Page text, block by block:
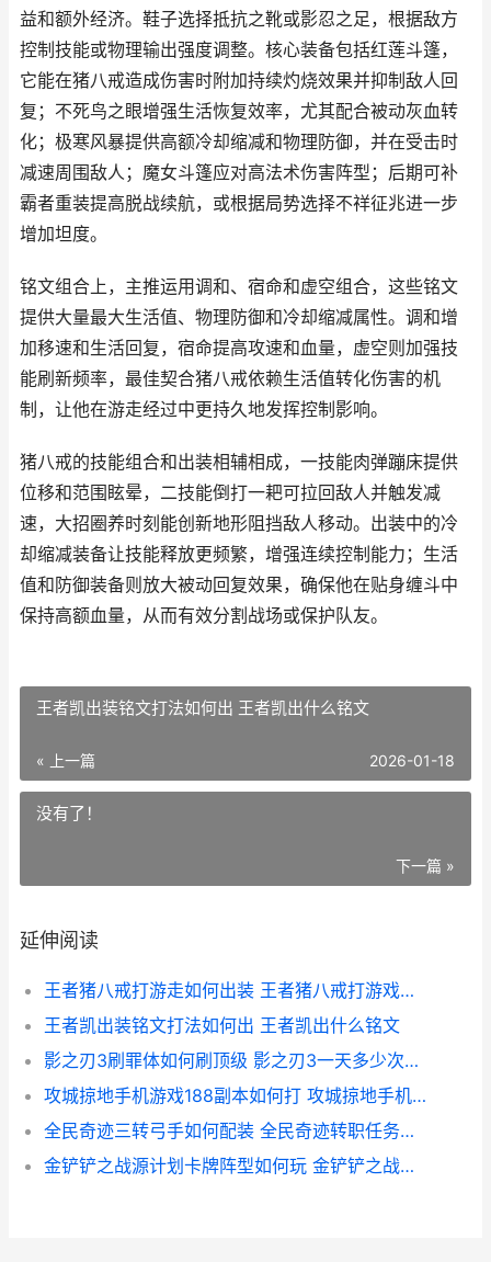
益和额外经济。鞋子选择抵抗之靴或影忍之足，根据敌方
控制技能或物理输出强度调整。核心装备包括红莲斗篷，
它能在猪八戒造成伤害时附加持续灼烧效果并抑制敌人回
复；不死鸟之眼增强生活恢复效率，尤其配合被动灰血转
化；极寒风暴提供高额冷却缩减和物理防御，并在受击时
减速周围敌人；魔女斗篷应对高法术伤害阵型；后期可补
霸者重装提高脱战续航，或根据局势选择不祥征兆进一步
增加坦度。
铭文组合上，主推运用调和、宿命和虚空组合，这些铭文
提供大量最大生活值、物理防御和冷却缩减属性。调和增
加移速和生活回复，宿命提高攻速和血量，虚空则加强技
能刷新频率，最佳契合猪八戒依赖生活值转化伤害的机
制，让他在游走经过中更持久地发挥控制影响。
猪八戒的技能组合和出装相辅相成，一技能肉弹蹦床提供
位移和范围眩晕，二技能倒打一耙可拉回敌人并触发减
速，大招圈养时刻能创新地形阻挡敌人移动。出装中的冷
却缩减装备让技能释放更频繁，增强连续控制能力；生活
值和防御装备则放大被动回复效果，确保他在贴身缠斗中
保持高额血量，从而有效分割战场或保护队友。
王者凯出装铭文打法如何出 王者凯出什么铭文
« 上一篇 2026-01-18
没有了！
下一篇 »
延伸阅读
王者猪八戒打游走如何出装 王者猪八戒打游戏怎么样
王者凯出装铭文打法如何出 王者凯出什么铭文
影之刃3刷罪体如何刷顶级 影之刃3一天多少次罪体
攻城掠地手机游戏188副本如何打 攻城掠地手机版
全民奇迹三转弓手如何配装 全民奇迹转职任务详解
金铲铲之战源计划卡牌阵型如何玩 金铲铲之战英雄原皮